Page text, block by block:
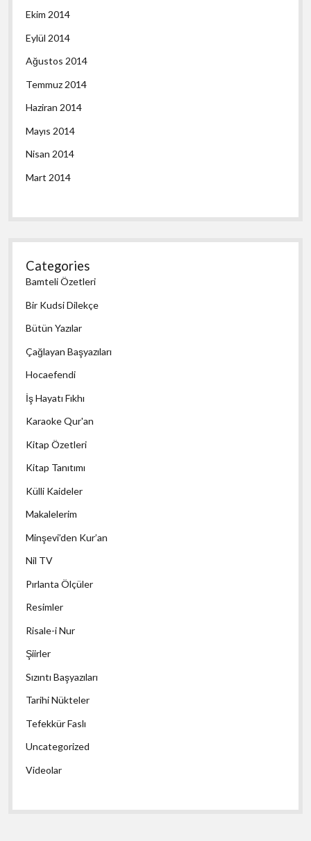
Ekim 2014
Eylül 2014
Ağustos 2014
Temmuz 2014
Haziran 2014
Mayıs 2014
Nisan 2014
Mart 2014
Categories
Bamteli Özetleri
Bir Kudsi Dilekçe
Bütün Yazılar
Çağlayan Başyazıları
Hocaefendi
İş Hayatı Fıkhı
Karaoke Qur'an
Kitap Özetleri
Kitap Tanıtımı
Külli Kaideler
Makalelerim
Minşevi’den Kur’an
Nil TV
Pırlanta Ölçüler
Resimler
Risale-i Nur
Şiirler
Sızıntı Başyazıları
Tarihi Nükteler
Tefekkür Faslı
Uncategorized
Videolar